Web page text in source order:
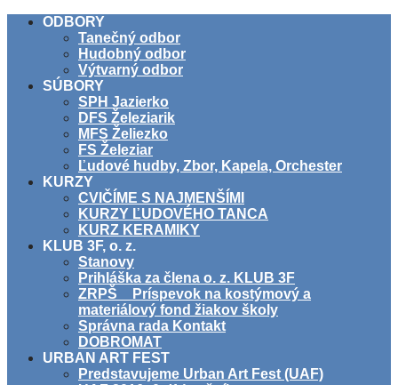
ODBORY
Tanečný odbor
Hudobný odbor
Výtvarný odbor
SÚBORY
SPH Jazierko
DFS Železiarik
MFS Želiezko
FS Železiar
Ľudové hudby, Zbor, Kapela, Orchester
KURZY
CVIČÍME S NAJMENŠÍMI
KURZY ĽUDOVÉHO TANCA
KURZ KERAMIKY
KLUB 3F, o. z.
Stanovy
Prihláška za člena o. z. KLUB 3F
ZRPŠ _ Príspevok na kostýmový a
materiálový fond žiakov školy
Správna rada Kontakt
DOBROMAT
URBAN ART FEST
Predstavujeme Urban Art Fest (UAF)